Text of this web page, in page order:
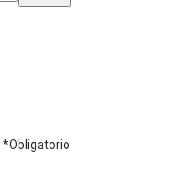
*Obligatorio